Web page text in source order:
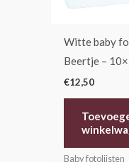
Witte baby
Beertje –
€12,50
Baby fotolijsten